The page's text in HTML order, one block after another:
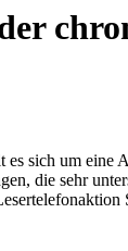
sich um
die sehr